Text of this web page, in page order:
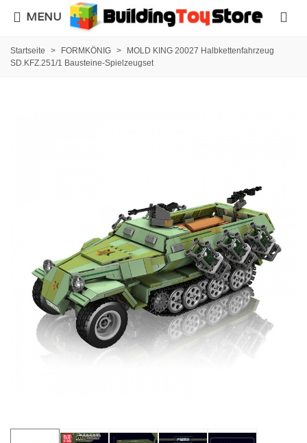
MENU
Startseite > FORMKÖNIG >
MOLD KING 20027 Halbkettenfahrzeug
SD.KFZ.251/1 Bausteine-Spielzeugset